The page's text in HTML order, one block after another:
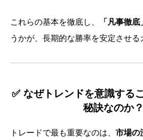
これらの基本を徹底し、 「凡事徹底
うかが、長期的な勝率を安定させる
✅ なぜトレンドを意識する
秘訣なのか？
トレードで最も重要なのは、 市場の